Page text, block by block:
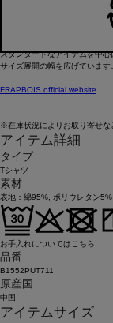
アイテムを製作していきます。
いろいろな人たちにお楽しみい
スタンダードなアイテムを中心
サイズ展開の幅を広げています
FRAPBOIS official website
※在庫状況によりお取り寄せな
アイテム詳細
タイプ
Tシャツ
素材
表地：綿95%, ポリウレタン
お手入れについてはこちら
品番
B1552PUT711
原産国
中国
アイテムサイズ